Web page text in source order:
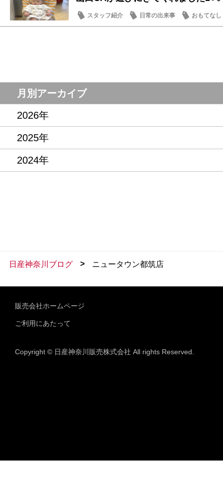
スタッフ紹介 日常の出来事 おもてなし
月別アーカイブ
2026年
2025年
2024年
日産神奈川ブログ > ニュータウン都筑店
販売会社ホームページ
ご利用にあたって
Copyright © 日産神奈川販売株式会社 All rights Reserved.